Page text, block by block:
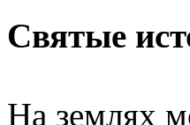
Святые
На землях